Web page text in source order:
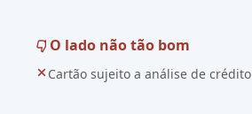
O lado não tão bom
Cartão sujeito a análise de crédito